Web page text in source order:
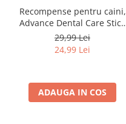
Recompense pentru caini,
Advance Dental Care Stick
Medium/Maxi, 180g
29,99 Lei
24,99 Lei
ADAUGA IN COS